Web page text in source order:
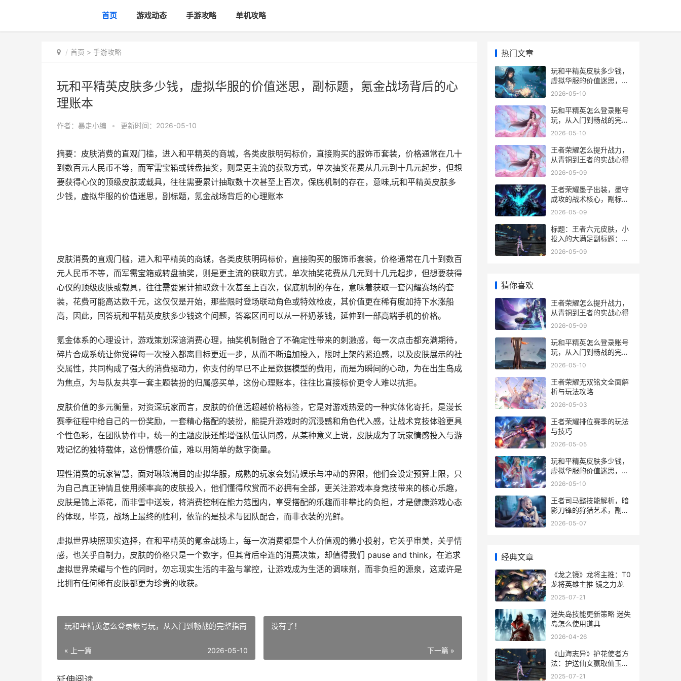
首页 游戏动态 手游攻略 单机攻略
首页 > 手游攻略
玩和平精英皮肤多少钱，虚拟华服的价值迷思，副标题，氪金战场背后的心
理账本
作者： 暴走小编 • 更新时间：2026-05-10
摘要：皮肤消费的直观门槛，进入和平精英的商城，各类皮肤明码标价，直接购买的服饰币套装，价格通常在几十
到数百元人民币不等，而军需宝箱或转盘抽奖，则是更主流的获取方式，单次抽奖花费从几元到十几元起步，但想
要获得心仪的顶级皮肤或载具，往往需要累计抽取数十次甚至上百次，保底机制的存在，意味,玩和平精英皮肤多
少钱，虚拟华服的价值迷思，副标题，氪金战场背后的心理账本
皮肤消费的直观门槛，进入和平精英的商城，各类皮肤明码标价，直接购买的服饰币套装，价格通常在几十到数百
元人民币不等，而军需宝箱或转盘抽奖，则是更主流的获取方式，单次抽奖花费从几元到十几元起步，但想要获得
心仪的顶级皮肤或载具，往往需要累计抽取数十次甚至上百次，保底机制的存在，意味着获取一套闪耀赛场的套
装，花费可能高达数千元，这仅仅是开始，那些限时登场联动角色或特效枪皮，其价值更在稀有度加持下水涨船
高，因此，回答玩和平精英皮肤多少钱这个问题，答案区间可以从一杯奶茶钱，延伸到一部高端手机的价格。
氪金体系的心理设计，游戏策划深谙消费心理，抽奖机制融合了不确定性带来的刺激感，每一次点击都充满期待，
碎片合成系统让你觉得每一次投入都离目标更近一步，从而不断追加投入，限时上架的紧迫感，以及皮肤展示的社
交属性，共同构成了强大的消费驱动力，你支付的早已不止是数据模型的费用，而是为瞬间的心动，为在出生岛成
为焦点，为与队友共享一套主题装扮的归属感买单，这份心理账本，往往比直接标价更令人难以抗拒。
皮肤价值的多元衡量，对资深玩家而言，皮肤的价值远超越价格标签，它是对游戏热爱的一种实体化寄托，是漫长
赛季征程中给自己的一份奖励，一套精心搭配的装扮，能提升游戏时的沉浸感和角色代入感，让战术竞技体验更具
个性色彩，在团队协作中，统一的主题皮肤还能增强队伍认同感，从某种意义上说，皮肤成为了玩家情感投入与游
戏记忆的独特载体，这份情感价值，难以用简单的数字衡量。
理性消费的玩家智慧，面对琳琅满目的虚拟华服，成熟的玩家会划清娱乐与冲动的界限，他们会设定预算上限，只
为自己真正钟情且使用频率高的皮肤投入，他们懂得欣赏而不必拥有全部，更关注游戏本身竞技带来的核心乐趣，
皮肤是锦上添花，而非雪中送炭，将消费控制在能力范围内，享受搭配的乐趣而非攀比的负担，才是健康游戏心态
的体现，毕竟，战场上最终的胜利，依靠的是技术与团队配合，而非衣装的光鲜。
虚拟世界映照现实选择，在和平精英的氪金战场上，每一次消费都是个人价值观的微小投射，它关乎审美，关乎情
感，也关乎自制力，皮肤的价格只是一个数字，但其背后牵连的消费决策，却值得我们 pause and think，在追求
虚拟世界荣耀与个性的同时，勿忘现实生活的丰盈与掌控，让游戏成为生活的调味剂，而非负担的源泉，这或许是
比拥有任何稀有皮肤都更为珍贵的收获。
玩和平精英怎么登录账号玩，从入门到畅战的完整指南
« 上一篇 2026-05-10
没有了！
下一篇 »
热门文章
玩和平精英皮肤多少钱，
虚拟华服的价值迷思，副
标题，氪金战场背后的心
2026-05-10
玩和平精英怎么登录账号
玩，从入门到畅战的完整
指南
2026-05-10
王者荣耀怎么提升战力，
从青铜到王者的实战心得
2026-05-09
王者荣耀墨子出装，墨守
成攻的战术核心，副标
题：兼爱非攻的现代炮击
2026-05-09
标题：王者六元皮肤，小
投入的大满足副标题：性
价比之选与游戏乐趣的微
2026-05-09
猜你喜欢
王者荣耀怎么提升战力，
从青铜到王者的实战心得
2026-05-09
玩和平精英怎么登录账号
玩，从入门到畅战的完整
指南
2026-05-10
王者荣耀无双铭文全面解
析与玩法攻略
2026-05-03
王者荣耀排位赛季的玩法
与技巧
2026-05-05
玩和平精英皮肤多少钱，
虚拟华服的价值迷思，副
标题，氪金战场背后的心
2026-05-10
王者司马懿技能解析，暗
影刀锋的狩猎艺术，副标
题，寂静杀戮与节奏掌控
2026-05-07
经典文章
《龙之镜》龙将主推：T0
龙将英雄主推 镜之力龙
2025-07-21
迷失岛技能更新策略 迷失
岛怎么使用道具
2026-04-26
《山海志异》护花使者方
法：护送仙女赢取仙玉元
宝 山海志异-史诗再现
2025-07-21